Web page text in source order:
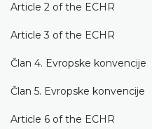
Article 2 of the ECHR
Article 3 of the ECHR
Član 4. Evropske konvencije
Član 5. Evropske konvencije
Article 6 of the ECHR